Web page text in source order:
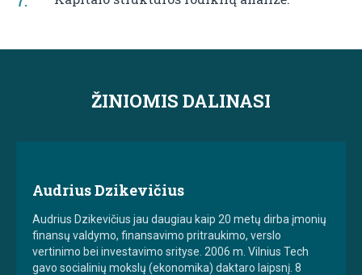
ŽINIOMIS DALINASI
Audrius Dzikevičius
Audrius Dzikevičius jau daugiau kaip 20 metų dirba įmonių
finansų valdymo, finansavimo pritraukimo, verslo
vertinimo bei investavimo srityse. 2006 m. Vilnius Tech
gavo socialinių mokslų (ekonomika) daktaro laipsnį. 8